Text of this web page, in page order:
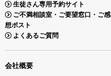
生徒さん専用予約サイト
ご不満相談室・ご要望窓口・ご感
想ポスト
よくあるご質問
会社概要